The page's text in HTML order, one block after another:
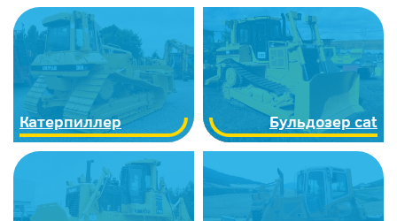
Катерпиллер Бульдозер cat